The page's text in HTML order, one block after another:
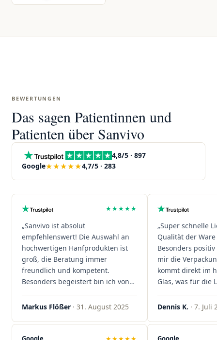
BEWERTUNGEN
Das sagen Patientinnen und
Patienten über Sanvivo
4,8/5 · 897
Google★★★★★4,7/5 · 283
★★★★★
„Sanvivo ist absolut
empfehlenswert! Die Auswahl an
hochwertigen Hanfprodukten ist
groß, die Beratung immer
freundlich und kompetent.
Besonders begeistert bin ich von
der schnellen Rezeptannahme –
alles läuft unkompliziert und
sind extrem zügig, was mir jedes
Mal viel Zeit spart. Man merkt,
Markus Flößer · 31. August 2025
„Super schnelle
Qualität der
Besonders
mir die
kommt direkt im
Glas, was für die
ist. Ich bestelle
wieder!"
Dennis K. · 7. Juli